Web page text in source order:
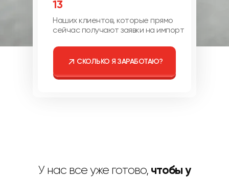
СКОЛЬКО Я ЗАРАБОТАЮ?
Наших клиентов, которые прямо
сейчас получают заявки на импорт
13
У нас все уже готово, чтобы у